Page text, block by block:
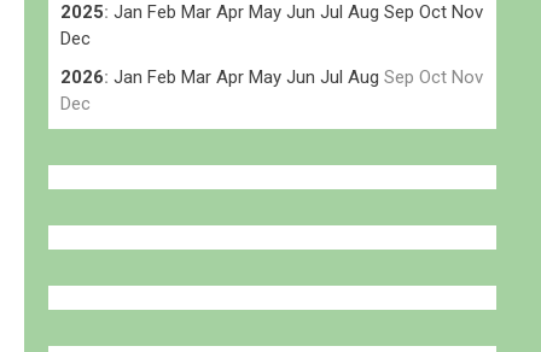
2025: Jan Feb Mar Apr May Jun Jul Aug Sep Oct Nov
Dec
2026: Jan Feb Mar Apr May Jun Jul Aug Sep Oct Nov
Dec